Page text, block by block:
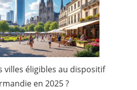
villes éligibles au dispositif
en 2025 ?